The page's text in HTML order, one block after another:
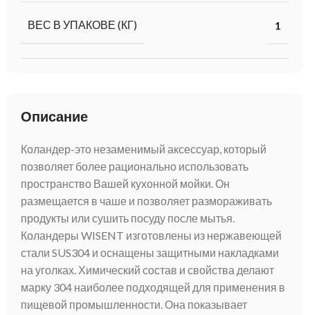
Описание
Коландер-это незаменимый аксессуар, который
позволяет более рационально использовать
пространство Вашей кухонной мойки. Он
размещается в чаше и позволяет размораживать
продукты или сушить посуду после мытья.
Коландеры WISENT изготовлены из нержавеющей
стали SUS304 и оснащены защитными накладками
на уголках. Химический состав и свойства делают
марку 304 наиболее подходящей для применения в
пищевой промышленности. Она показывает
ВЕС В УПАКОВЕ (КГ) 1